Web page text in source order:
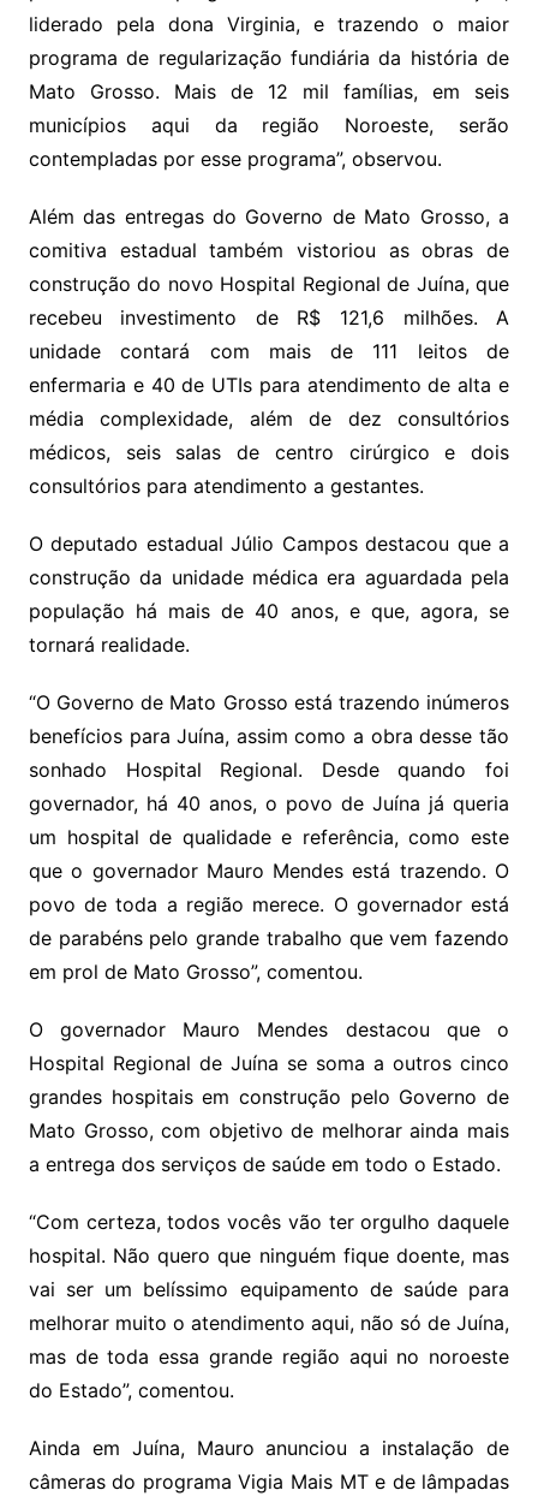
liderado pela dona Virginia, e trazendo o maior
programa de regularização fundiária da história de
Mato Grosso. Mais de 12 mil famílias, em seis
municípios aqui da região Noroeste, serão
contempladas por esse programa”, observou.
Além das entregas do Governo de Mato Grosso, a
comitiva estadual também vistoriou as obras de
construção do novo Hospital Regional de Juína, que
recebeu investimento de R$ 121,6 milhões. A
unidade contará com mais de 111 leitos de
enfermaria e 40 de UTIs para atendimento de alta e
média complexidade, além de dez consultórios
médicos, seis salas de centro cirúrgico e dois
consultórios para atendimento a gestantes.
O deputado estadual Júlio Campos destacou que a
construção da unidade médica era aguardada pela
população há mais de 40 anos, e que, agora, se
tornará realidade.
“O Governo de Mato Grosso está trazendo inúmeros
benefícios para Juína, assim como a obra desse tão
sonhado Hospital Regional. Desde quando foi
governador, há 40 anos, o povo de Juína já queria
um hospital de qualidade e referência, como este
que o governador Mauro Mendes está trazendo. O
povo de toda a região merece. O governador está
de parabéns pelo grande trabalho que vem fazendo
em prol de Mato Grosso”, comentou.
O governador Mauro Mendes destacou que o
Hospital Regional de Juína se soma a outros cinco
grandes hospitais em construção pelo Governo de
Mato Grosso, com objetivo de melhorar ainda mais
a entrega dos serviços de saúde em todo o Estado.
“Com certeza, todos vocês vão ter orgulho daquele
hospital. Não quero que ninguém fique doente, mas
vai ser um belíssimo equipamento de saúde para
melhorar muito o atendimento aqui, não só de Juína,
mas de toda essa grande região aqui no noroeste
do Estado”, comentou.
Ainda em Juína, Mauro anunciou a instalação de
câmeras do programa Vigia Mais MT e de lâmpadas